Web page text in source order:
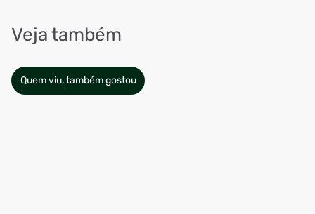
Veja também
Quem viu, também gostou